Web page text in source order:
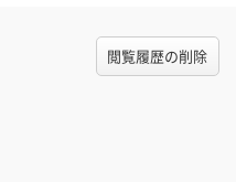
閲覧履歴の削除